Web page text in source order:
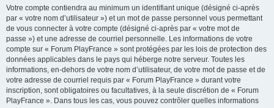
Votre compte contiendra au minimum un identifiant unique (désigné ci-après
par « votre nom d’utilisateur ») et un mot de passe personnel vous permettant
de vous connecter à votre compte (désigné ci-après par « votre mot de
passe ») et une adresse de courriel personnelle. Les informations de votre
compte sur « Forum PlayFrance » sont protégées par les lois de protection des
données applicables dans le pays qui héberge notre serveur. Toutes les
informations, en-dehors de votre nom d’utilisateur, de votre mot de passe et de
votre adresse de courriel requis par « Forum PlayFrance » durant votre
inscription, sont obligatoires ou facultatives, à la seule discrétion de « Forum
PlayFrance ». Dans tous les cas, vous pouvez contrôler quelles informations